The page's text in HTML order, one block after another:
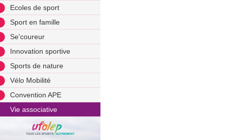
Ecoles de sport
Sport en famille
Se'coureur
Innovation sportive
Sports de nature
Vélo Mobilité
Convention APE
Vie associative